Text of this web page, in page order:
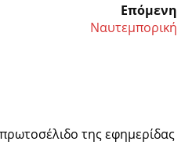
Επόμενη
Ναυτεμπορική
της εφημερίδας